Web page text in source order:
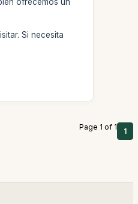
Si necesita
Page 1 of 1 1